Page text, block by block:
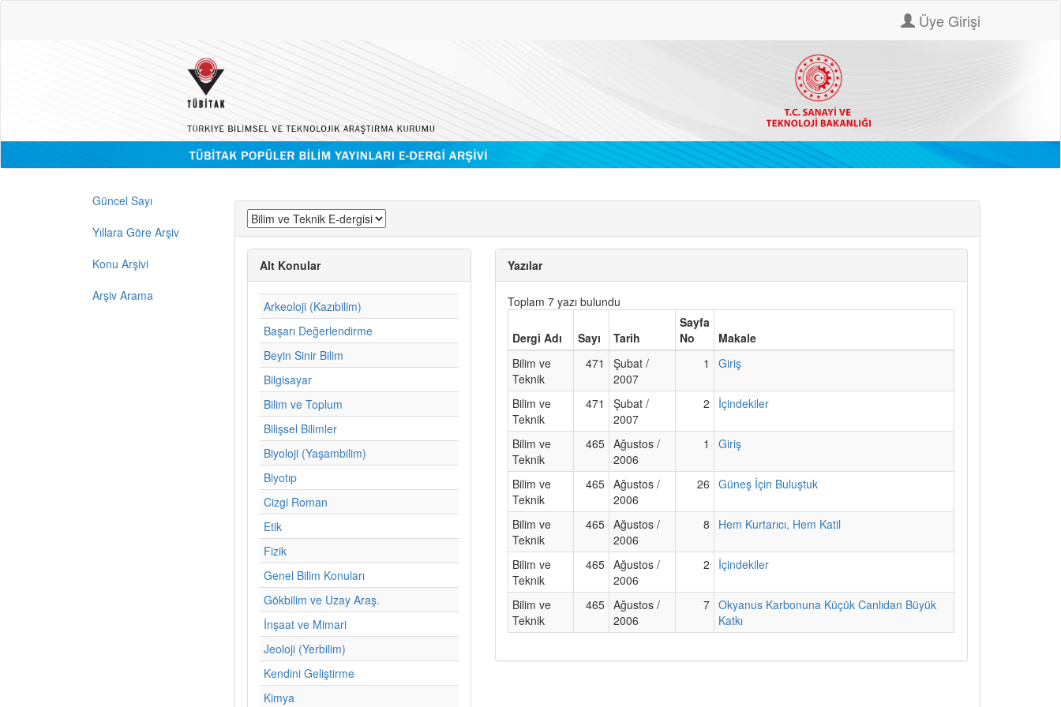
Üye Girişi
Güncel Sayı
Yıllara Göre Arşiv
Konu Arşivi
Arşiv Arama
Alt Konular
Arkeoloji (Kazıbilim)
Başarı Değerlendirme
Beyin Sinir Bilim
Bilgisayar
Bilim ve Toplum
Bilişsel Bilimler
Biyoloji (Yaşambilim)
Biyotıp
Cizgi Roman
Etik
Fizik
Genel Bilim Konuları
Gökbilim ve Uzay Araş.
İnşaat ve Mimari
Jeoloji (Yerbilim)
Kendini Geliştirme
Kimya
Yazılar
Toplam 7 yazı bulundu
Dergi Adı Sayı Tarih
Sayfa
No
Makale
Bilim ve
Teknik
471
Şubat /
2007
1 Giriş
Bilim ve
Teknik
471
Şubat /
2007
2 İçindekiler
Bilim ve
Teknik
465 Ağustos /
2006
1 Giriş
Bilim ve
Teknik
465 Ağustos /
2006
26 Güneş İçin Buluştuk
Bilim ve
Teknik
465 Ağustos /
2006
8 Hem Kurtarıcı, Hem Katil
Bilim ve
Teknik
465 Ağustos /
2006
2 İçindekiler
Bilim ve
Teknik
465 Ağustos /
2006
7 Okyanus Karbonuna Küçük Canlıdan Büyük
Katkı